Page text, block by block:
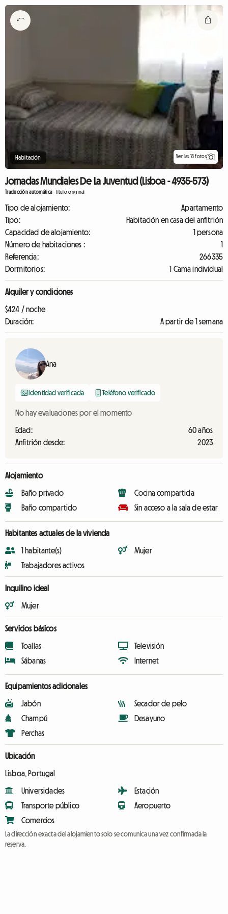
Habitación Ver las 18 fotos
Jornadas Mundiales De La Juventud (Lisboa - 4935-573)
Traducción automática-Título original
Tipo de alojamiento:
Apartamento
Tipo:
Habitación en casa del anfitrión
Capacidad de alojamiento:
1 persona
Número de habitaciones :
1
Referencia:
266335
Dormitorios:
1 Cama individual
Alquiler y condiciones
$424 / noche
Duración:
A partir de 1 semana
Ana
Identidad verificada Teléfono verificado
No hay evaluaciones por el momento
Edad:
60 años
Anfitrión desde:
2023
Alojamiento
Baño privado
Baño compartido
Cocina compartida
Sin acceso a la sala de estar
Habitantes actuales de la vivienda
1 habitante(s)
Trabajadores activos
Mujer
Inquilino ideal
Mujer
Servicios básicos
Toallas
Sábanas
Televisión
Internet
Equipamientos adicionales
Jabón
Champú
Perchas
Secador de pelo
Desayuno
Ubicación
Lisboa, Portugal
Universidades
Transporte público
Comercios
Estación
Aeropuerto
La dirección exacta del alojamiento solo se comunica una vez confirmada la
reserva.